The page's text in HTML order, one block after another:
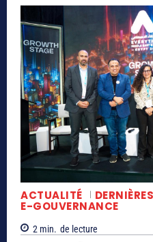
ACTUALITÉ
E-GOUVERNANCE
2 min. de lecture